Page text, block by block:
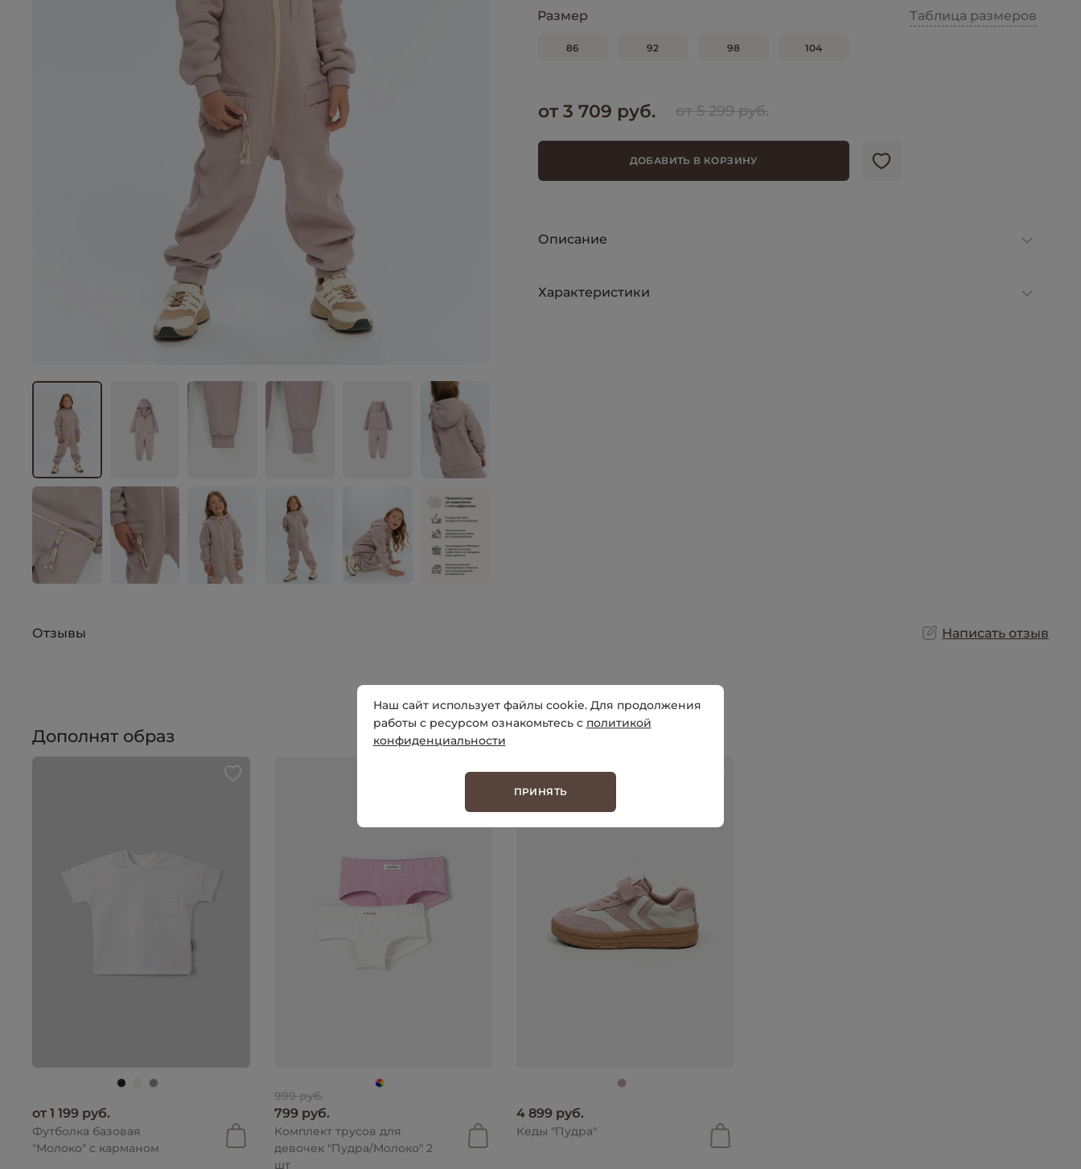
Таблица размеров
Размер
86 92 98 104
от 3 709 руб. от 5 299 руб.
ДОБАВИТЬ В КОРЗИНУ
Описание
Характеристики
Отзывы Написать отзыв
Дополнят образ
от 1 199 руб.
Футболка базовая
"Молоко" с карманом
999 руб.
799 руб.
Комплект трусов для
девочек "Пудра/Молоко" 2
шт
4 899 руб.
Кеды "Пудра"
Наш сайт использует файлы cookie. Для продолжения
работы с ресурсом ознакомьтесь с политикой
конфиденциальности
ПРИНЯТЬ